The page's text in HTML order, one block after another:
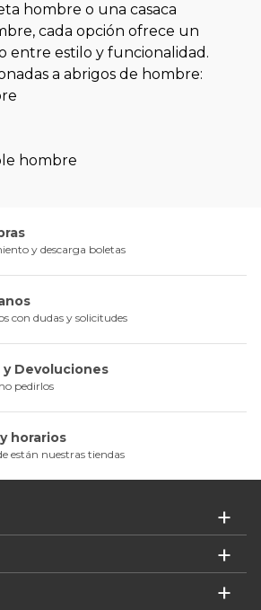
hombre o una casaca
cada opción ofrece un
entre estilo y funcionalidad.
a abrigos de hombre:
hombre
y descarga boletas
con dudas y solicitudes
y Devoluciones
pedirlos
horarios
están nuestras tiendas